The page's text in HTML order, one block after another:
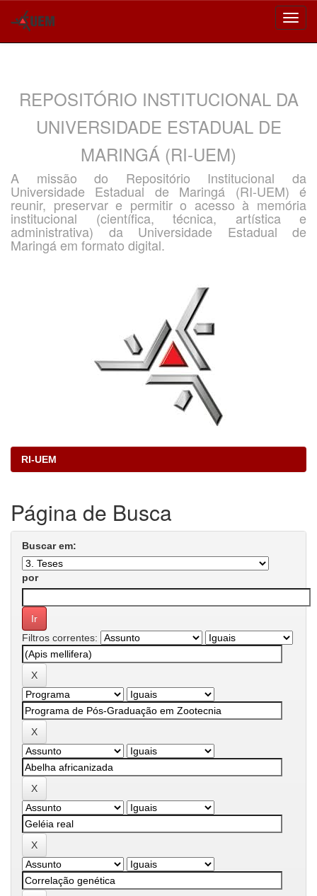
REPOSITÓRIO INSTITUCIONAL DA
UNIVERSIDADE ESTADUAL DE
MARINGÁ (RI-UEM)
A missão do Repositório Institucional da
Universidade Estadual de Maringá (RI-UEM) é
reunir, preservar e permitir o acesso à memória
institucional (científica, técnica, artística e
administrativa) da Universidade Estadual de
Maringá em formato digital.
RI-UEM
Página de Busca
Buscar em:
por
Filtros correntes: